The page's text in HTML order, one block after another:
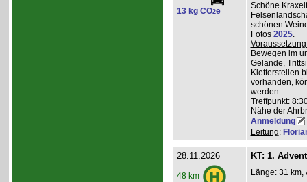
13 kg CO2e
Schöne
schönen
Fotos 2025.
Bewegen im
Gelände,
Kletterstellen
vorhanden,
werden.
Treffpunkt:
Nähe der
Anmeldung
Leitung:
28.11.2026
48 km
KT: 1.
Länge: 31 km,